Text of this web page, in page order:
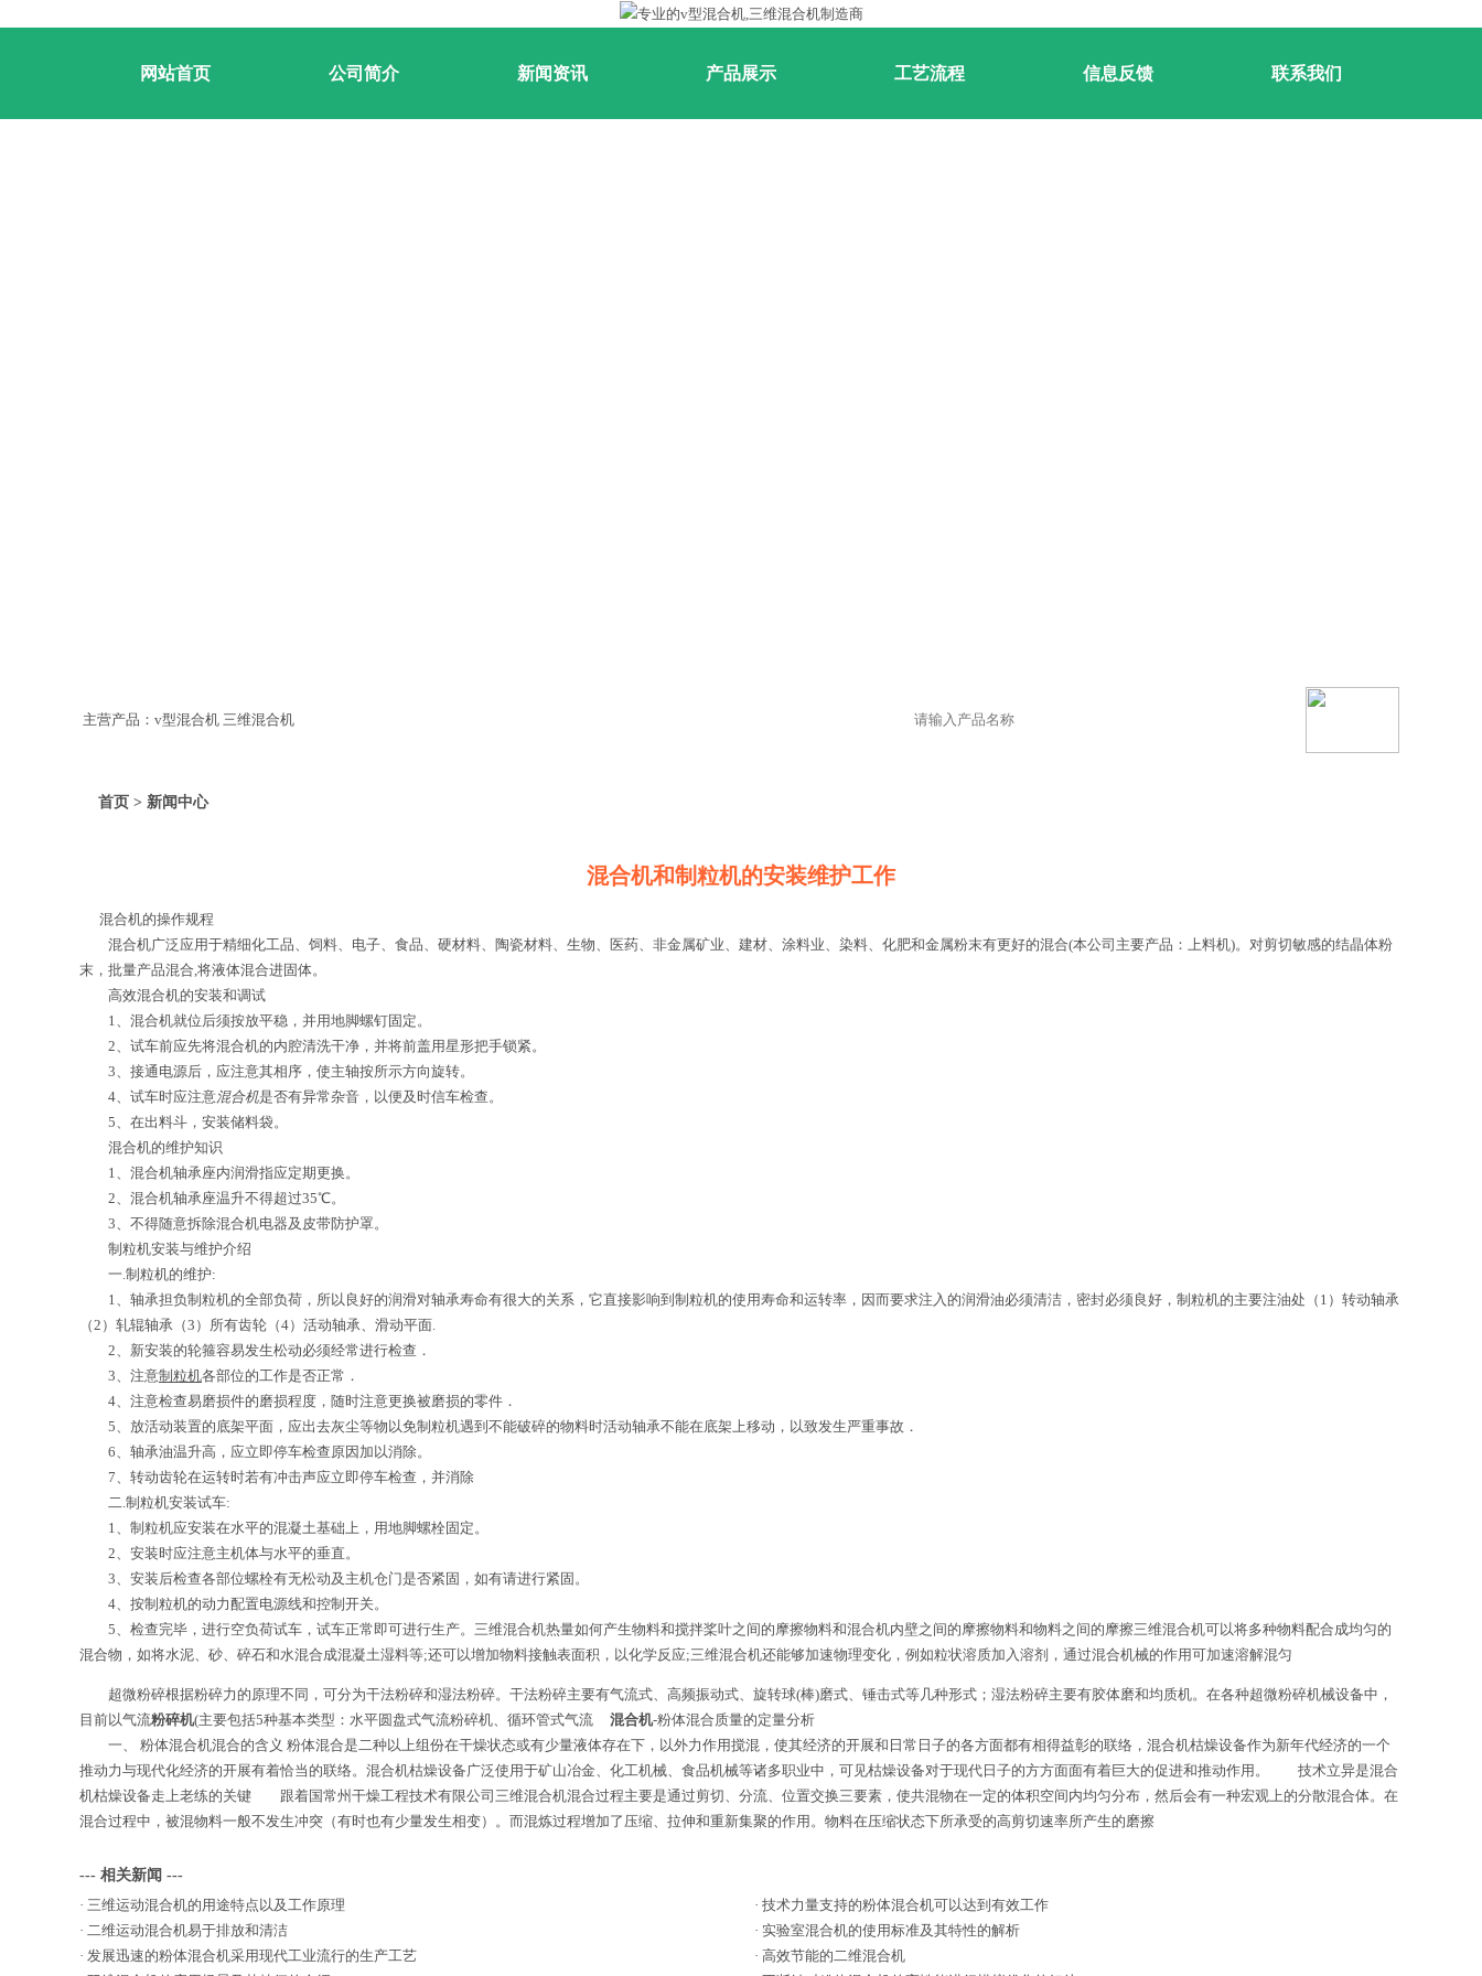
网站首页 公司简介 新闻资讯 产品展示 工艺流程 信息反馈 联系我们
主营产品：v型混合机 三维混合机
首页 > 新闻中心
混合机和制粒机的安装维护工作
混合机的操作规程
混合机广泛应用于精细化工品、饲料、电子、食品、硬材料、陶瓷材料、生物、医药、非金属矿业、建材、涂料业、染料、化肥和金属粉末有更好的混合(本公司主要产品：上料机)。对剪切敏感的结晶体粉
末，批量产品混合,将液体混合进固体。
高效混合机的安装和调试
1、 混合机就位后须按放平稳，并用地脚螺钉固定。
2、试车前应先将混合机的内腔清洗干净，并将前盖用星形把手锁紧。
3、接通电源后，应注意其相序，使主轴按所示方向旋转。
4、试车时应注意混合机是否有异常杂音，以便及时信车检查。
5、在出料斗，安装储料袋。
混合机的维护知识
1、混合机轴承座内润滑指应定期更换。
2、混合机轴承座温升不得超过35℃。
3、不得随意拆除混合机电器及皮带防护罩。
制粒机安装与维护介绍
一.制粒机的维护:
1、轴承担负制粒机的全部负荷，所以良好的润滑对轴承寿命有很大的关系，它直接影响到制粒机的使用寿命和运转率，因而要求注入的润滑油必须清洁，密封必须良好，制粒机的主要注油处（1）转动轴承
（2）轧辊轴承（3）所有齿轮（4）活动轴承、滑动平面.
2、新安装的轮箍容易发生松动必须经常进行检查．
3、注意制粒机各部位的工作是否正常．
4、注意检查易磨损件的磨损程度，随时注意更换被磨损的零件．
5、放活动装置的底架平面，应出去灰尘等物以免制粒机遇到不能破碎的物料时活动轴承不能在底架上移动，以致发生严重事故．
6、轴承油温升高，应立即停车检查原因加以消除。
7、转动齿轮在运转时若有冲击声应立即停车检查，并消除
二.制粒机安装试车:
1、制粒机应安装在水平的混凝土基础上，用地脚螺栓固定。
2、安装时应注意主机体与水平的垂直。
3、安装后检查各部位螺栓有无松动及主机仓门是否紧固，如有请进行紧固。
4、按制粒机的动力配置电源线和控制开关。
5、检查完毕，进行空负荷试车，试车正常即可进行生产。三维混合机热量如何产生物料和搅拌桨叶之间的摩擦物料和混合机内壁之间的摩擦物料和物料之间的摩擦三维混合机可以将多种物料配合成均匀的
混合物，如将水泥、砂、碎石和水混合成混凝土湿料等;还可以增加物料接触表面积，以化学反应;三维混合机还能够加速物理变化，例如粒状溶质加入溶剂，通过混合机械的作用可加速溶解混匀
超微粉碎根据粉碎力的原理不同，可分为干法粉碎和湿法粉碎。干法粉碎主要有气流式、高频振动式、旋转球(棒)磨式、锤击式等几种形式；湿法粉碎主要有胶体磨和均质机。在各种超微粉碎机械设备中，
目前以气流粉碎机(主要包括5种基本类型：水平圆盘式气流粉碎机、循环管式气流 混合机-粉体混合质量的定量分析
一、 粉体混合机混合的含义 粉体混合是二种以上组份在干燥状态或有少量液体存在下，以外力作用搅混，使其经济的开展和日常日子的各方面都有相得益彰的联络，混合机枯燥设备作为新年代经济的一个
推动力与现代化经济的开展有着恰当的联络。混合机枯燥设备广泛使用于矿山冶金、化工机械、食品机械等诸多职业中，可见枯燥设备对于现代日子的方方面面有着巨大的促进和推动作用。 技术立异是混合
机枯燥设备走上老练的关键 跟着国常州干燥工程技术有限公司三维混合机混合过程主要是通过剪切、分流、位置交换三要素，使共混物在一定的体积空间内均匀分布，然后会有一种宏观上的分散混合体。在
混合过程中，被混物料一般不发生冲突（有时也有少量发生相变）。而混炼过程增加了压缩、拉伸和重新集聚的作用。物料在压缩状态下所承受的高剪切速率所产生的磨擦
--- 相关新闻 ---
· 三维运动混合机的用途特点以及工作原理 · 技术力量支持的粉体混合机可以达到有效工作
· 二维运动混合机易于排放和清洁 · 实验室混合机的使用标准及其特性的解析
· 发展迅速的粉体混合机采用现代工业流行的生产工艺 · 高效节能的二维混合机